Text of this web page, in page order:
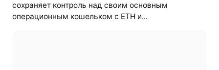
сохраняет контроль над своим основным
операционным кошельком с ETH и...